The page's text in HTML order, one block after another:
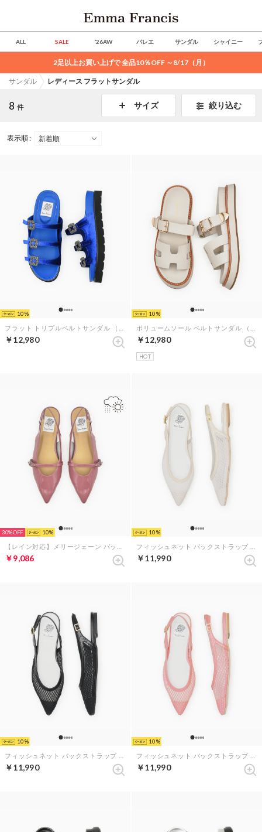
ALL SALE ’26AW バレエ サンダル シャイニー
2足以上お買い上げで 全品10％OFF ～8/17（月）
サンダル レディース フラットサンダル
8 件 サイズ 絞り込む
表示順 :
10
￥12,980
10
￥12,980
HOT
30% 10
￥9,086
10
￥11,990
10
￥11,990
10
￥11,990